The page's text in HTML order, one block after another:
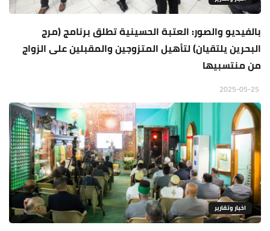
بالفيديو والصور: العتبة الحسينية تطلق برنامج (مرج
البحرين يلتقيان) لتأهيل المتزوجين والمقبلين على الزواج
من منتسبيها
اخبار وتقارير